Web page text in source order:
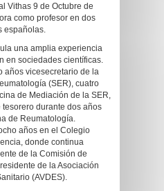
Vithas 9 de Octubre de
como profesor en dos
españolas.
una amplia experiencia
en sociedades científicas.
años vicesecretario de la
(SER), cuatro
de Mediación de la SER,
durante dos años
de Reumatología.
años en el Colegio
donde continua
de la Comisión de
de la Asociación
(AVDES).